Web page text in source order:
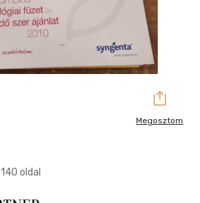
Megosztom
140 oldal